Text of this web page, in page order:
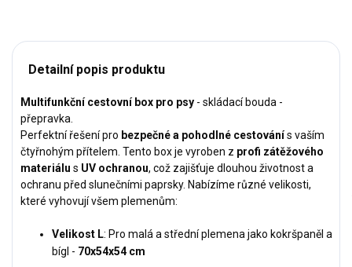
Detailní popis produktu
Multifunkční cestovní box pro psy - skládací bouda -
přepravka.
Perfektní řešení pro bezpečné a pohodlné cestovánís vaším
čtyřnohým přítelem. Tento box je vyroben z profi zátěžového
materiálu s UV ochranou, což zajišťuje dlouhou životnost a
ochranu před slunečními paprsky. Nabízíme různé velikosti,
které vyhovují všem plemenům:
Velikost L: Pro malá a střední plemena jako kokršpaněl a
bígl - 70x54x54 cm